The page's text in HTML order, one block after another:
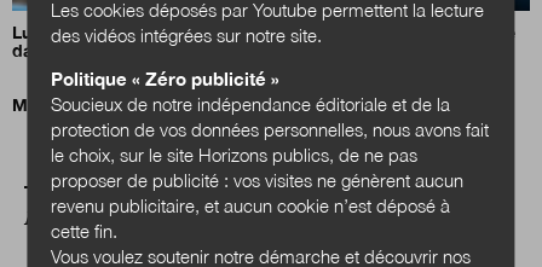
Luc Carvounas appelle à inscrire l’action sociale de proximité
dans la durée
Mission santé ! L’exemple néerlandais de Health~Holland
A LIRE AUSSI
Les cookies déposés par Youtube permettent la lecture
des vidéos intégrées sur notre site.
Politique « Zéro publicité »
Soucieux de notre indépendance éditoriale et de la
protection de vos données personnelles, nous avons fait
le choix, sur le site Horizons publics, de ne pas
proposer de publicité : vos visites ne génèrent aucun
revenu publicitaire, et aucun cookie n’est déposé à
cette fin.
Vous voulez soutenir notre démarche et découvrir nos